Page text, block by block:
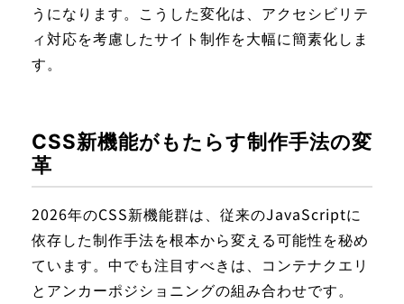
うになります。こうした変化は、アクセシビリテ
ィ対応を考慮したサイト制作を大幅に簡素化しま
す。
CSS新機能がもたらす制作手法の変
革
2026年のCSS新機能群は、従来のJavaScriptに
依存した制作手法を根本から変える可能性を秘め
ています。中でも注目すべきは、コンテナクエリ
とアンカーポジショニングの組み合わせです。